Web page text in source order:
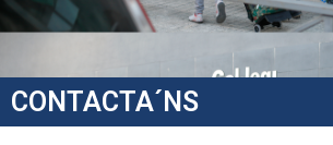
CONTACTA´NS